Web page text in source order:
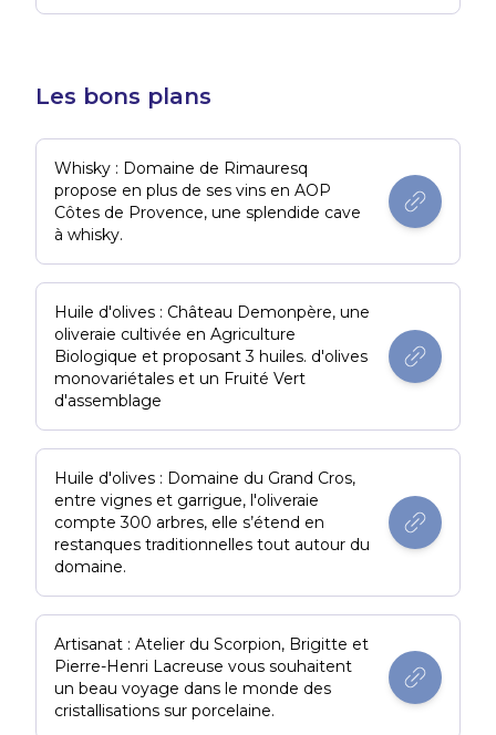
Les bons plans
Whisky : Domaine de Rimauresq
propose en plus de ses vins en AOP
Côtes de Provence, une splendide cave
à whisky.
Huile d'olives : Château Demonpère, une
oliveraie cultivée en Agriculture
Biologique et proposant 3 huiles. d'olives
monovariétales et un Fruité Vert
d'assemblage
Huile d'olives : Domaine du Grand Cros,
entre vignes et garrigue, l'oliveraie
compte 300 arbres, elle s’étend en
restanques traditionnelles tout autour du
domaine.
Artisanat : Atelier du Scorpion, Brigitte et
Pierre-Henri Lacreuse vous souhaitent
un beau voyage dans le monde des
cristallisations sur porcelaine.